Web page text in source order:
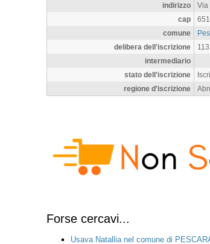
indirizzo
Via
cap
comune
delibera dell'iscrizione
intermediario
stato dell'iscrizione
regione d'iscrizione
Forse cercavi...
Usava Natallia nel comune di